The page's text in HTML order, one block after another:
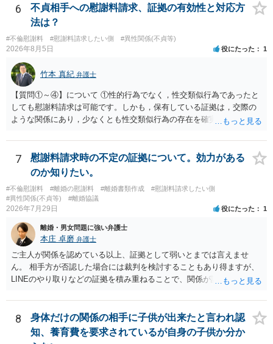
は例外的に認める扱いもありますが、かなり限定されているので一般
的ではないでしょう）。もし韓国本社がアカウント管理をしているな
ら、日本法人へ送っても「ウチでは管理していない」という回答にな
ります。 個人で直接他人のID情報の開示を求めても拒否されるでしょ
う。
6
不貞相手への慰謝料請求、証拠の有効性と対応方
法は？
#不倫慰謝料 #慰謝料請求したい側 #異性関係(不貞等)
2026年8月5日 役にたった 1
竹本 真紀 弁護士
【質問①～④】について ①性的行為でなく，性交類似行為であったと
しても慰謝料請求は可能です。しかも，保有している証拠は，交際の
ような関係にあり，少なくとも性交類似行為の存在を確実に証明でき
ことを窺わせるものです。）。ですから，慰謝料請求を進めることで
よいと思います。 ただ．慰謝料額については，婚姻破綻に至っていな
いとして，この点を考慮されることになるかもしれません。 ②夫との
今後のことを考えて書いてもらうか否かを検討するのがよいと思いま
す。今ある証拠以上のことを証明（証明力を強めることも含む）でき
るのであれば，前向きに検討を進めるという考え方でもよいでしょ
値と夫との関係との均衡のように思います。 ③行政書士に委任をして
いるのであれば，どのような内容の委任なのか不明ですが，その行政
書士との協議になると思います。請求するか，訴訟にするか，その点
の見極めや，相手方は性交類似行為は認めているのか，それさえも否
定しているのかによって，考え方・進め方は変わってくると思いま
あれば，本人（行政書士でも同じだと思います。）への対応ではあま
り変わらないように思います。減額で折り合えるなら本人様の交渉で
もよいように思いますが，ゼロかどうかの観点であれば，訴訟に進む
しかなくなるようにも思います。そうしますと，お近くの弁護士に相
7
慰謝料請求時の不定の証拠について。効力がある
のか知りたい。
#不倫慰謝料 #離婚の慰謝料 #離婚書類作成
#慰謝料請求したい側
#異性関係(不貞等)
#離婚協議
2026年7月29日 役にたった 1
離婚・男女問題に強い弁護士
本庄 卓磨 弁護士
ご主人が関係を認めている以上、証拠として弱いとまでは言えませ
ん。 相手方が否認した場合には裁判を検討することもあり得ますが、
LINEのやり取りなどの証拠を積み重ねることで、関係が認定される余
個別の事情によりますので、お早めに弁護士に相談されることをおす
すめします。
8
身体だけの関係の相手に子供が出来たと言われ認
知、養育費を要求されているが自身の子供か分か